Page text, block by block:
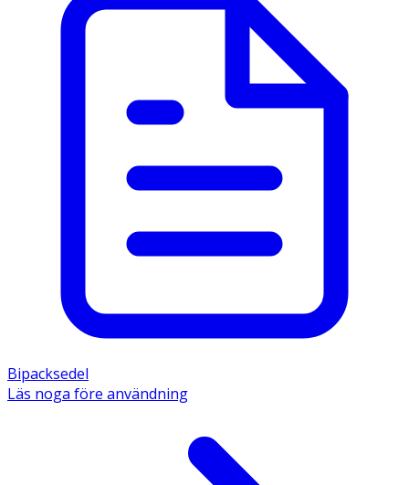
Bipacksedel
Läs noga före användning